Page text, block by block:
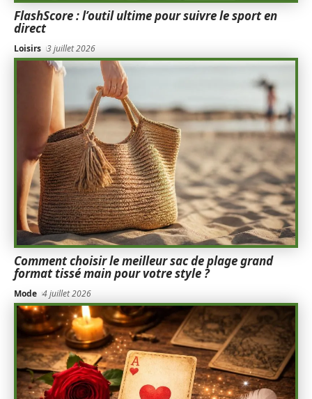
FlashScore : l’outil ultime pour suivre le sport en
direct
Loisirs 3 juillet 2026
Comment choisir le meilleur sac de plage grand
format tissé main pour votre style ?
Mode 4 juillet 2026